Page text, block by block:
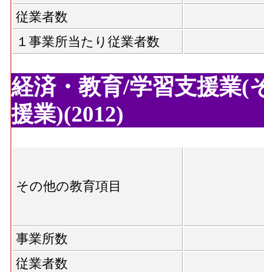
従業者数
１事業所当たり従業者数
経済・教育/学習支援業(
援業)(2012)
その他の教育項目
事業所数
従業者数